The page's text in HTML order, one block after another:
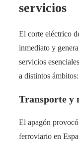
servicios
El corte eléctrico
inmediato y
servicios
a distintos ámbitos:
Transporte y
El apagón
ferroviario en